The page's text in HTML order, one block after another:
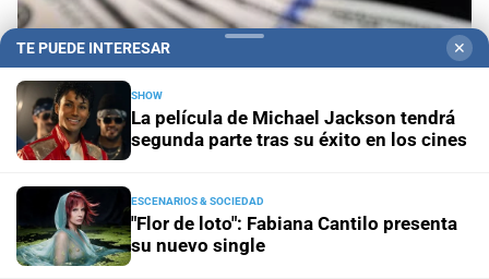
TE PUEDE INTERESAR ✕
SHOW
La película de Michael Jackson tendrá
segunda parte tras su éxito en los cines
ESCENARIOS & SOCIEDAD
"Flor de loto": Fabiana Cantilo presenta
su nuevo single